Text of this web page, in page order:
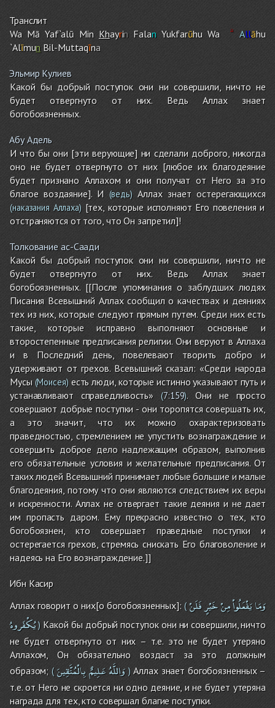
Транслит
Wa Mā Yaf`alū Min Khayrin Falan Yukfarūhu Wa Allāhu
`Alīmun Bil-Muttaqīna
Эльмир Кулиев
Какой бы добрый поступок они ни совершили, ничто не
будет отвергнуто от них. Ведь Аллах знает
богобоязненных.
Абу Адель
И что бы они [эти верующие] ни сделали доброго, никогда
оно не будет отвергнуто от них [любое их благодеяние
будет признано Аллахом и они получат от Него за это
благое воздаяние]. И (ведь) Аллах знает остерегающихся
(наказания Аллаха)[тех, которые исполняют Его повеления и
отстраняются от того, что Он запретил]!
Толкование ас-Саади
Какой бы добрый поступок они ни совершили, ничто не
будет отвергнуто от них. Ведь Аллах знает
богобоязненных. [[После упоминания о заблудших людях
Писания Всевышний Аллах сообщил о качествах и деяниях
тех из них, которые следуют прямым путем. Среди них есть
такие, которые исправно выполняют основные и
второстепенные предписания религии. Они веруют в Аллаха
и в Последний день, повелевают творить добро и
удерживают от грехов. Всевышний сказал: «Среди народа
Мусы(Моисея)есть люди, которые истинно указывают путь и
устанавливают справедливость» (7:159). Они не просто
совершают добрые поступки - они торопятся совершать их,
а это значит, что их можно охарактеризовать
праведностью, стремлением не упустить вознаграждение и
совершить доброе дело надлежащим образом, выполнив
его обязательные условия и желательные предписания. От
таких людей Всевышний принимает любые большие и малые
благодеяния, потому что они являются следствием их веры
и искренности. Аллах не отвергает такие деяния и не дает
им пропасть даром. Ему прекрасно известно о тех, кто
богобоязнен, кто совершает праведные поступки и
остерегается грехов, стремясь снискать Его благоволение и
надеясь на Его вознаграждение.]]
Ибн Касир
Аллах говорит о них[о богобоязненных]:( وَمَايَفْعَلُواْمِنْخَيْرٍفَلَنْ
يُكْفَروهُ) Какой бы добрый поступок они ни совершили, ничто
не будет отвергнуто от них – т.е. это не будет утеряно
Аллахом, Он обязательно воздаст за это должным
образом; ( وَاللَّهُعَلِيمٌبِالْمُتَّقِينَ )Аллах знает богобоязненных –
т.е. от Него не скроется ни одно деяние, и не будет утеряна
награда для тех, кто совершал благие поступки.